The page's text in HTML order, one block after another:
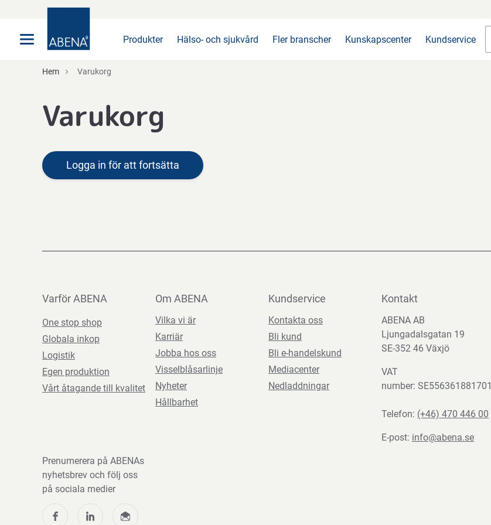
Produkter Hälso- och sjukvård Fler branscher Kunskapscenter Kundservice
Hem Varukorg
Varukorg
Logga in för att fortsätta
Varför ABENA
One stop shop
Globala inkop
Logistik
Egen produktion
Vårt åtagande till kvalitet
Om ABENA
Vilka vi är
Karriär
Jobba hos oss
Visselblåsarlinje
Nyheter
Hållbarhet
Kundservice
Kontakta oss
Bli kund
Bli e-handelskund
Mediacenter
Nedladdningar
Kontakt
ABENA AB
Ljungadalsgatan 19
SE-352 46 Växjö
VAT
number: SE556361881701
Telefon: (+46) 470 446 00
E-post: info@abena.se
Prenumerera på ABENAs
nyhetsbrev och följ oss
på sociala medier